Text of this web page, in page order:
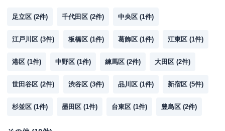
足立区 (2件) 千代田区 (2件) 中央区 (1件)
江戸川区 (3件) 板橋区 (1件) 葛飾区 (1件) 江東区 (1件)
港区 (1件) 中野区 (1件) 練馬区 (2件) 大田区 (2件)
世田谷区 (2件) 渋谷区 (3件) 品川区 (1件) 新宿区 (5件)
杉並区 (1件) 墨田区 (1件) 台東区 (1件) 豊島区 (2件)